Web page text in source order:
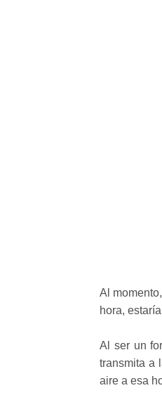
Al
hora,
Al ser un
transmita a
aire a esa